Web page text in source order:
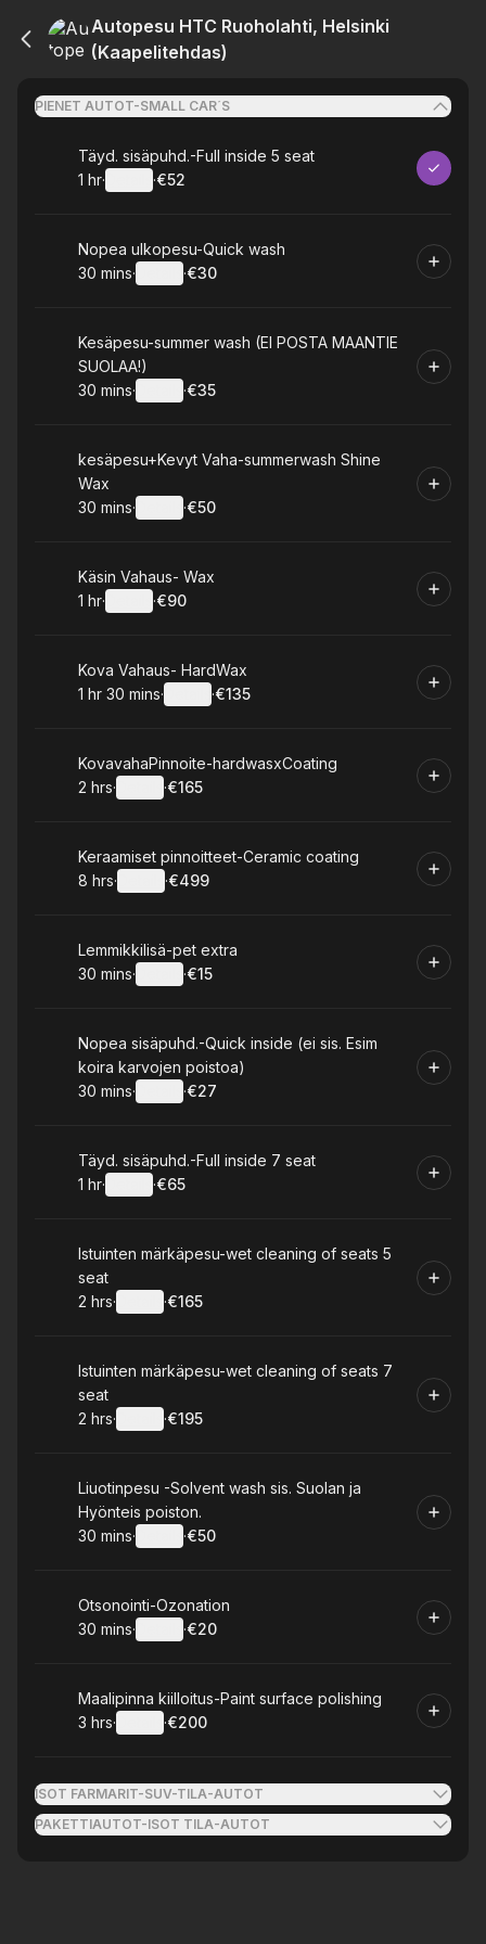
Autopesu HTC Ruoholahti, Helsinki
(Kaapelitehdas)
PIENET AUTOT-SMALL CAR´S
Book
Täyd. sisäpuhd.-Full inside 5 seat
. Duration :
1 hr· ·
.Price
€52
Book
Nopea ulkopesu-Quick wash
.Duration:
30 mins· ·
.Price
€30
Book
Kesäpesu-summer wash (EI POSTA MAANTIE
SUOLAA!)
.Duration:
30 mins· ·
.Price
€35
Book
kesäpesu+Kevyt Vaha-summerwash Shine
Wax
.Duration:
30 mins· ·
.Price
€50
Book
Käsin Vahaus- Wax
. Duration :
1 hr· ·
.Price
€90
Book
Kova Vahaus- HardWax
. Duration:
1 hr 30 mins· ·
.Price
€135
Book
KovavahaPinnoite-hardwasxCoating
. Duration:
2 hrs· ·
.Price
€165
Book
Keraamiset pinnoitteet-Ceramic coating
. Duration:
8 hrs· ·
.Price
€499
Book
Lemmikkilisä-pet extra
.Duration:
30 mins· ·
.Price
€15
Book
Nopea sisäpuhd.-Quick inside (ei sis. Esim
koira karvojen poistoa)
.Duration:
30 mins· ·
.Price
€27
Book
Täyd. sisäpuhd.-Full inside 7 seat
. Duration :
1 hr· ·
.Price
€65
Book
Istuinten märkäpesu-wet cleaning of seats 5
seat
. Duration:
2 hrs· ·
.Price
€165
Book
Istuinten märkäpesu-wet cleaning of seats 7
seat
. Duration:
2 hrs· ·
.Price
€195
Book
Liuotinpesu -Solvent wash sis. Suolan ja
Hyönteis poiston.
.Duration:
30 mins· ·
.Price
€50
Book
Otsonointi-Ozonation
.Duration:
30 mins· ·
.Price
€20
Book
Maalipinna kiilloitus-Paint surface polishing
. Duration:
3 hrs· ·
.Price
€200
ISOT FARMARIT-SUV-TILA-AUTOT
PAKETTIAUTOT-ISOT TILA-AUTOT